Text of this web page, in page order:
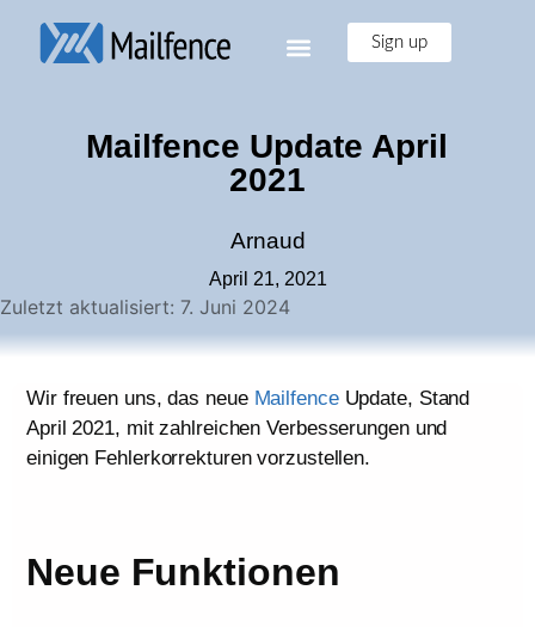
Sign up
Mailfence Update April
2021
Arnaud
April 21, 2021
Zuletzt aktualisiert: 7. Juni 2024
Wir freuen uns, das neue MailfenceUpdate, Stand
April 2021, mit zahlreichen Verbesserungen und
einigen Fehlerkorrekturen vorzustellen.
Neue Funktionen